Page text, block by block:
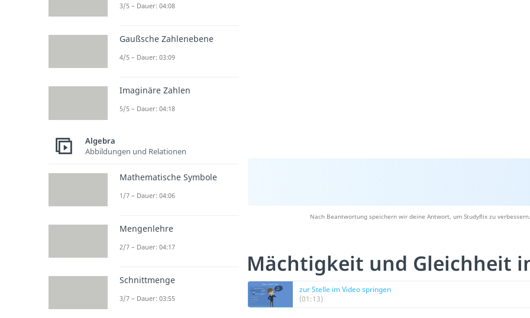
Nach Beantwortung speichern wir deine Antwort, um Studyflix zu
Mächtigkeit und Gleichheit
zur Stelle im Video springen
(01:13)
3/5 – Dauer: 04:08
Gaußsche Zahlenebene
4/5 – Dauer: 03:09
Imaginäre Zahlen
5/5 – Dauer: 04:18
Algebra
Abbildungen und Relationen
Mathematische Symbole
1/7 – Dauer: 04:06
Mengenlehre
2/7 – Dauer: 04:17
Schnittmenge
3/7 – Dauer: 03:55